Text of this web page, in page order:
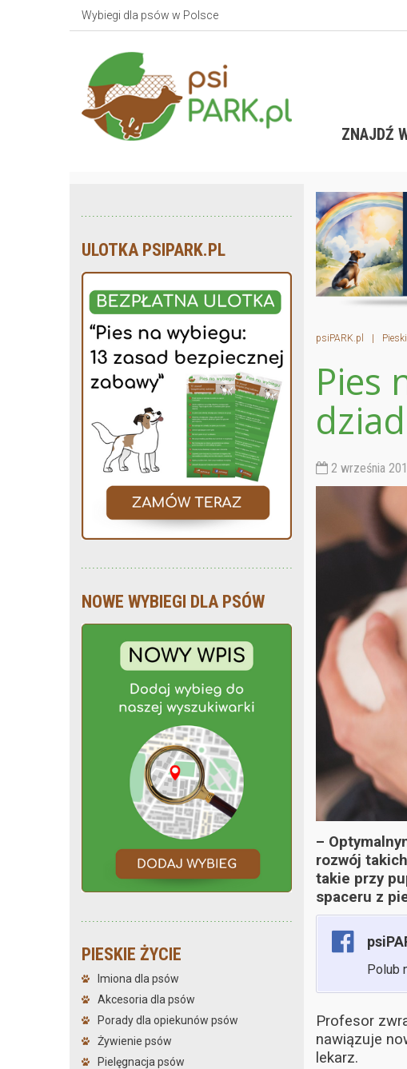
Wybiegi dla psów w Polsce
ZNAJDŹ
ULOTKA PSIPARK.PL
NOWE WYBIEGI DLA PSÓW
PIESKIE ŻYCIE
Imiona dla psów
Akcesoria dla psów
Porady dla opiekunów psów
Żywienie psów
Pielęgnacja psów
psiPARK.pl
Pies
2 września
–
rozwój
takie przy
spaceru z
Polub
Profesor
nawiązuje
lekarz.